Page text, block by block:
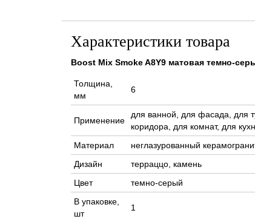
Характеристики товара
Boost Mix Smoke A8Y9 матовая темно-
Толщина,
мм
6
Применение
для ванной, для фасада, для
коридора, для комнат, для
Материал
неглазурованный
Дизайн
терраццо, камень
Цвет
темно-серый
В упаковке,
шт
1